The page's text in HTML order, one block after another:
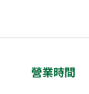
營業時間